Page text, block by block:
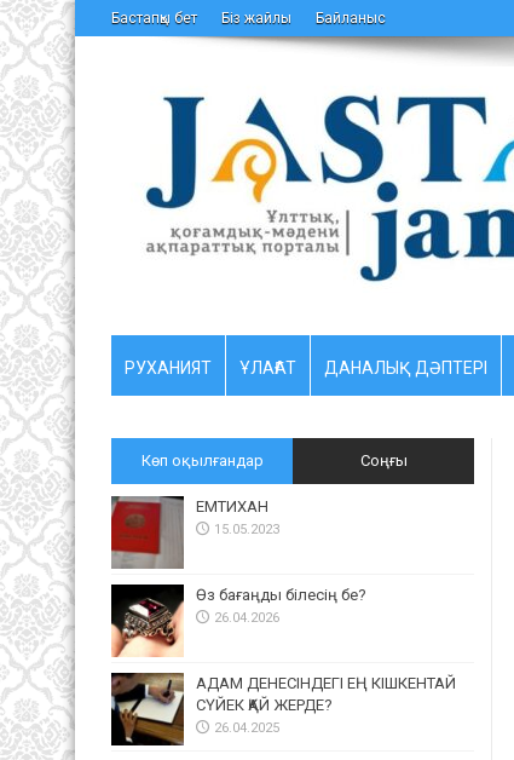
Бастапқы бет Біз жайлы Байланыс
РУХАНИЯТ ҰЛАҒАТ ДАНАЛЫҚ ДӘПТЕРІ
Көп оқылғандар Соңғы
ЕМТИХАН
15.05.2023
Өз бағаңды білесің бе?
26.04.2026
АДАМ ДЕНЕСІНДЕГІ ЕҢ КІШКЕНТАЙ
СҮЙЕК ҚАЙ ЖЕРДЕ?
26.04.2025